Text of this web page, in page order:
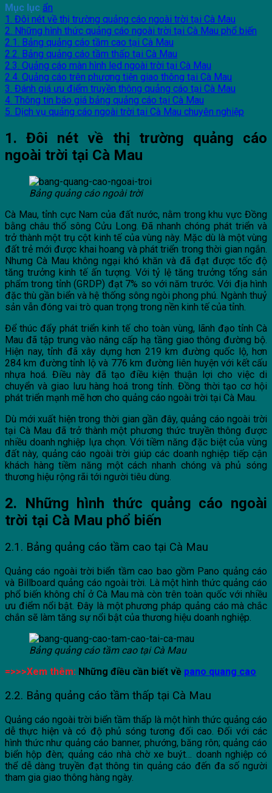
Mục lục ẩn
1. Đôi nét về thị trường quảng cáo ngoài trời tại Cà Mau
2. Những hình thức quảng cáo ngoài trời tại Cà Mau phổ biến
2.1. Bảng quảng cáo tầm cao tại Cà Mau
2.2. Bảng quảng cáo tầm thấp tại Cà Mau
2.3. Quảng cáo màn hình led ngoài trời tại Cà Mau
2.4. Quảng cáo trên phương tiện giao thông tại Cà Mau
3. Đánh giá ưu điểm truyền thông quảng cáo tại Cà Mau
4. Thông tin báo giá bảng quảng cáo tại Cà Mau
5. Dịch vụ quảng cáo ngoài trời tại Cà Mau chuyên nghiệp
1. Đôi nét về thị trường quảng cáo
ngoài trời tại Cà Mau
Bảng quảng cáo ngoài trời
Cà Mau, tỉnh cực Nam của đất nước, nằm trong khu vực Đồng
bằng châu thổ sông Cửu Long. Đã nhanh chóng phát triển và
trở thành một trụ cột kinh tế của vùng này. Mặc dù là một vùng
đất trẻ mới được khai hoang và phát triển trong thời gian ngắn.
Nhưng Cà Mau không ngại khó khăn và đã đạt được tốc độ
tăng trưởng kinh tế ấn tượng. Với tỷ lệ tăng trưởng tổng sản
phẩm trong tỉnh (GRDP) đạt 7% so với năm trước. Với địa hình
đặc thù gần biển và hệ thống sông ngòi phong phú. Ngành thuỷ
sản vẫn đóng vai trò quan trọng trong nền kinh tế của tỉnh.
Để thúc đẩy phát triển kinh tế cho toàn vùng, lãnh đạo tỉnh Cà
Mau đã tập trung vào nâng cấp hạ tầng giao thông đường bộ.
Hiện nay, tỉnh đã xây dựng hơn 219 km đường quốc lộ, hơn
284 km đường tỉnh lộ và 776 km đường liên huyện với kết cấu
nhựa hoá. Điều này đã tạo điều kiện thuận lợi cho việc di
chuyển và giao lưu hàng hoá trong tỉnh. Đồng thời tạo cơ hội
phát triển mạnh mẽ hơn cho quảng cáo ngoài trời tại Cà Mau.
Dù mới xuất hiện trong thời gian gần đây, quảng cáo ngoài trời
tại Cà Mau đã trở thành một phương thức truyền thông được
nhiều doanh nghiệp lựa chọn. Với tiềm năng đặc biệt của vùng
đất này, quảng cáo ngoài trời giúp các doanh nghiệp tiếp cận
khách hàng tiềm năng một cách nhanh chóng và phủ sóng
thương hiệu rộng rãi tới người tiêu dùng.
2. Những hình thức quảng cáo ngoài
trời tại Cà Mau phổ biến
2.1. Bảng quảng cáo tầm cao tại Cà Mau
Quảng cáo ngoài trời biển tầm cao bao gồm Pano quảng cáo
và Billboard quảng cáo ngoài trời. Là một hình thức quảng cáo
phổ biến không chỉ ở Cà Mau mà còn trên toàn quốc với nhiều
ưu điểm nổi bật. Đây là một phương pháp quảng cáo mà chắc
chắn sẽ làm tăng sự nổi bật của thương hiệu doanh nghiệp.
Bảng quảng cáo tầm cao tại Cà Mau
=>>>Xem thêm: Những điều cần biết về pano quang cao
2.2. Bảng quảng cáo tầm thấp tại Cà Mau
Quảng cáo ngoài trời biển tầm thấp là một hình thức quảng cáo
dễ thực hiện và có độ phủ sóng tương đối cao. Đối với các
hình thức như quảng cáo banner, phướng, băng rôn; quảng cáo
biển hộp đèn; quảng cáo nhà chờ xe buýt… doanh nghiệp có
thể dễ dàng truyền đạt thông tin quảng cáo đến đa số người
tham gia giao thông hàng ngày.